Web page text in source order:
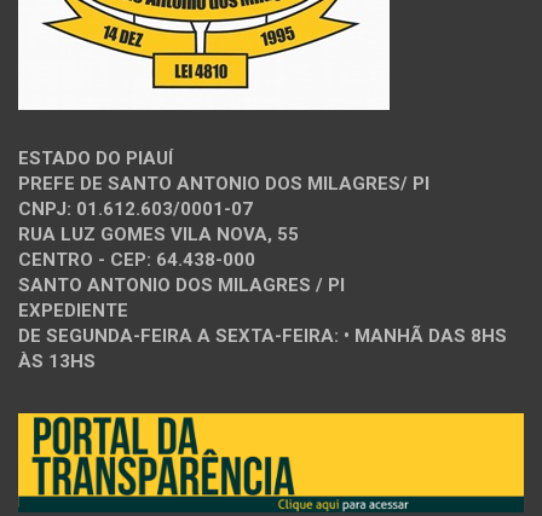
ESTADO DO PIAUÍ
PREFE DE SANTO ANTONIO DOS MILAGRES/ PI
CNPJ: 01.612.603/0001-07
RUA LUZ GOMES VILA NOVA, 55
CENTRO - CEP: 64.438-000
SANTO ANTONIO DOS MILAGRES / PI
EXPEDIENTE
DE SEGUNDA-FEIRA A SEXTA-FEIRA: • MANHÃ DAS 8HS
ÀS 13HS